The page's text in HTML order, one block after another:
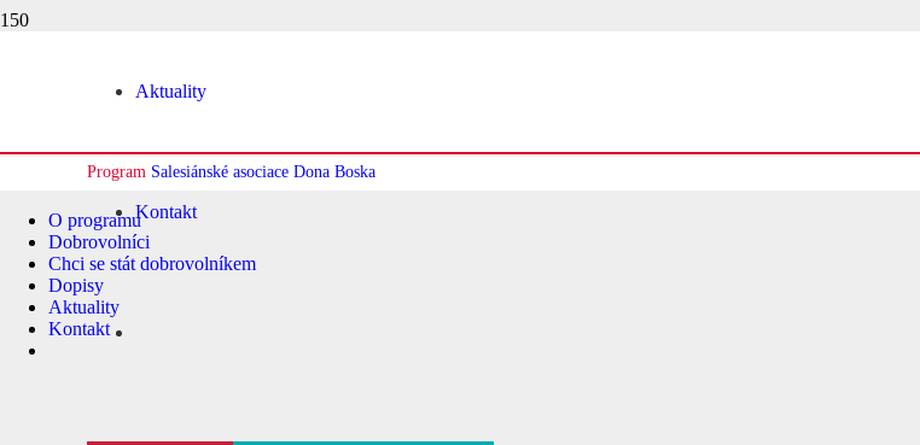
Aktuality
Kontakt
Program Salesiánské asociace Dona Boska
O programu
Dobrovolníci
Chci se stát dobrovolníkem
Dopisy
Aktuality
Kontakt